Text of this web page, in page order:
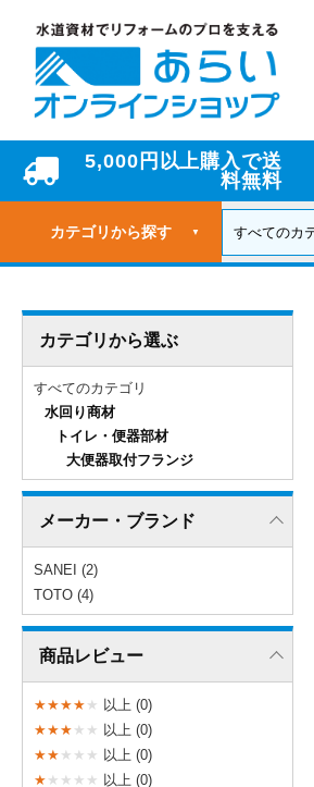
5,000円以上購入で送
料無料
カテゴリから探す ▼
カテゴリから選ぶ
すべてのカテゴリ
水回り商材
トイレ・便器部材
大便器取付フランジ
メーカー・ブランド
SANEI (2)
TOTO (4)
商品レビュー
★★★★ ★ 以上 (0)
★★★ ★ ★ 以上 (0)
★★ ★ ★ ★ 以上 (0)
★ ★ ★ ★ ★ 以上 (0)